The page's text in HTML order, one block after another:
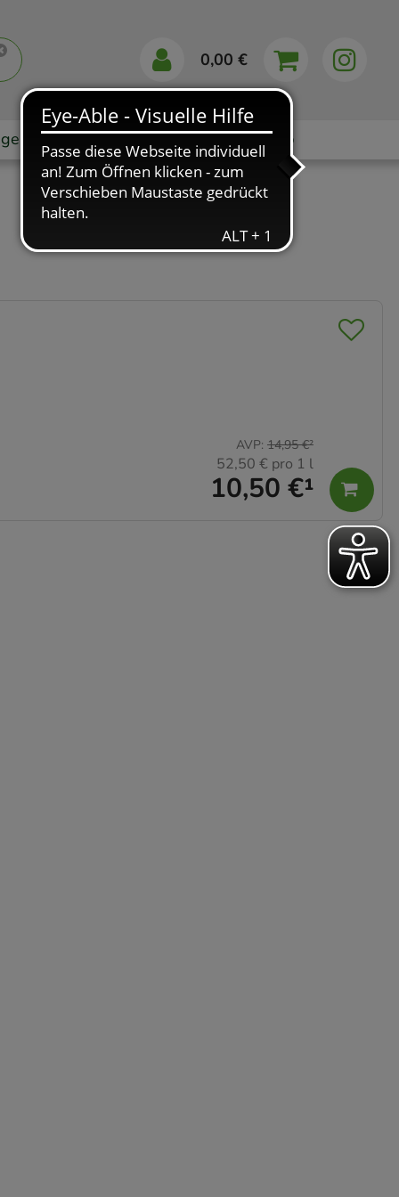
0,00 €
Markenshops Ratgeber App
10,50 €¹
AVP: 14,95 €²
52,50 € pro 1 l